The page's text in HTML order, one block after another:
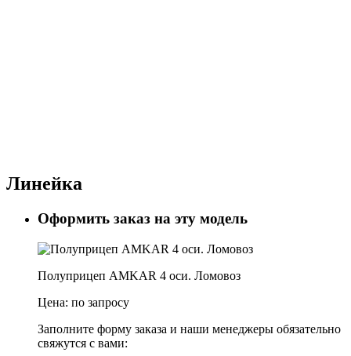
Линейка
Оформить заказ на эту модель
Полуприцеп AMKAR 4 оси. Ломовоз
Цена: по запросу
Заполните форму заказа и наши менеджеры обязательно
свяжутся с вами: